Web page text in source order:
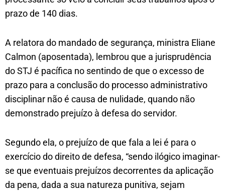
prazo de 140 dias.
A relatora do mandado de segurança, ministra Eliane
Calmon (aposentada), lembrou que a jurisprudência
do STJ é pacífica no sentindo de que o excesso de
prazo para a conclusão do processo administrativo
disciplinar não é causa de nulidade, quando não
demonstrado prejuízo à defesa do servidor.
Segundo ela, o prejuízo de que fala a lei é para o
exercício do direito de defesa, “sendo ilógico imaginar-
se que eventuais prejuízos decorrentes da aplicação
da pena, dada a sua natureza punitiva, sejam